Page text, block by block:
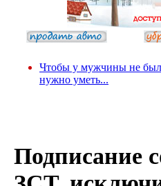
Чтобы у мужчины не
нужно уметь...
Подписание